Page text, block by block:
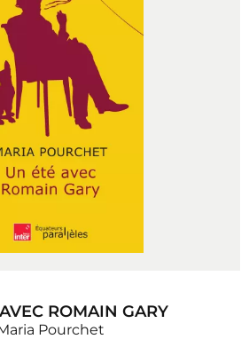
ROMAIN GARY
Pourchet